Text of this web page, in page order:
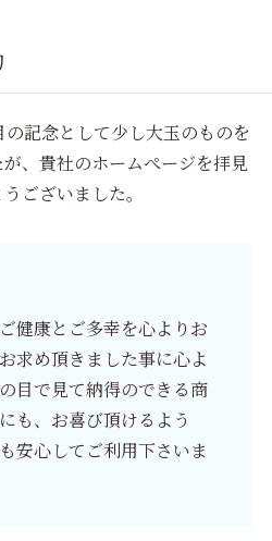
記念として少し大玉のものを
、貴社のホームぺージを拝見
ございました。
健康とご多幸を心よりお
求め頂きました事に心よ
目で見て納得のできる商
も、お喜び頂けるよう
安心してご利用下さいま